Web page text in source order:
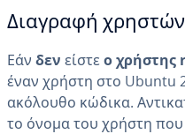
Διαγραφή
Εάν δεν είστε ο χρήστης
έναν χρήστη στο Ubuntu
ακόλουθο κώδικα.
το όνομα του χρήστη που